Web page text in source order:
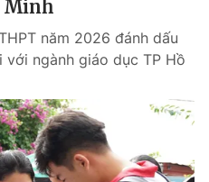
Minh
năm 2026 đánh dấu
ngành giáo dục TP Hồ